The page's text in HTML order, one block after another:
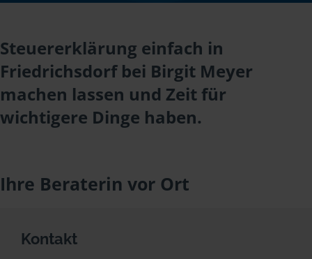
Steuererklärung einfach in
Friedrichsdorf bei Birgit Meyer
machen lassen und Zeit für
wichtigere Dinge haben.
Ihre Beraterin vor Ort
Kontakt